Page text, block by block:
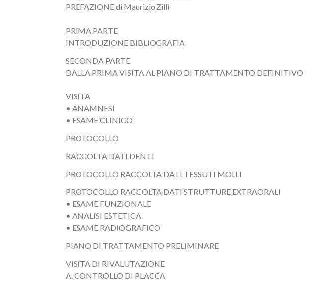
PREFAZIONE di Maurizio Zilli
PRIMA PARTE
INTRODUZIONE BIBLIOGRAFIA
SECONDA PARTE
DALLA PRIMA VISITA AL PIANO DI TRATTAMENTO DEFINITIVO
VISITA
• ANAMNESI
• ESAME CLINICO
PROTOCOLLO
RACCOLTA DATI DENTI
PROTOCOLLO RACCOLTA DATI TESSUTI MOLLI
PROTOCOLLO RACCOLTA DATI STRUTTURE EXTRAORALI
• ESAME FUNZIONALE
• ANALISI ESTETICA
• ESAME RADIOGRAFICO
PIANO DI TRATTAMENTO PRELIMINARE
VISITA DI RIVALUTAZIONE
A. CONTROLLO DI PLACCA